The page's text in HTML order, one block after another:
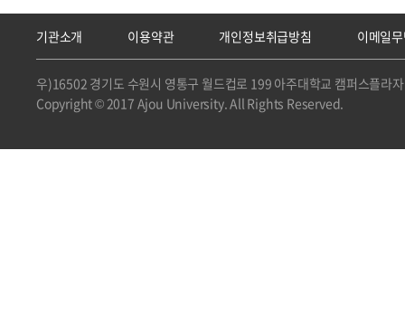
기관소개 이용약관 개인정보취급방침 이메일
우)16502 경기도 수원시 영통구 월드컵로 199 아주대학교 캠퍼스플라
Copyright © 2017 Ajou University. All Rights Reserved.